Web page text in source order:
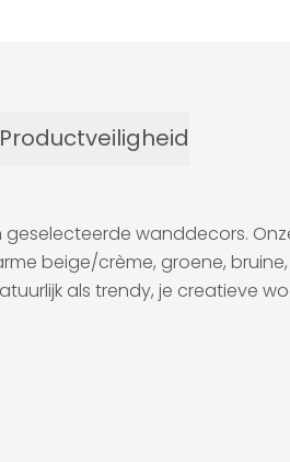
Productveiligheid
geselecteerde wanddecors.
beige/crème, groene,
als trendy, je creatieve